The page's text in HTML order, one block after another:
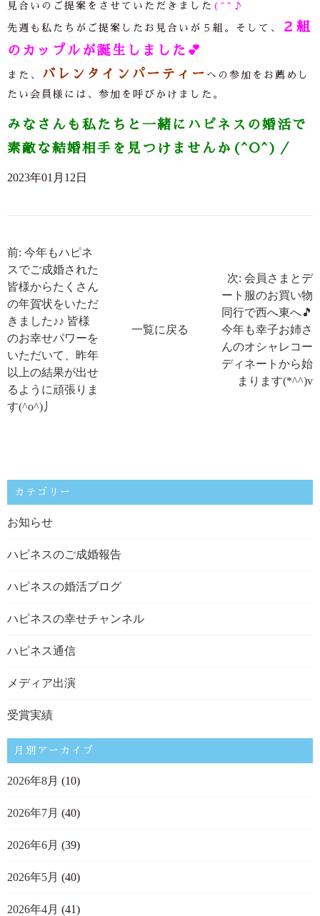
見合いのご提案をさせていただきました (^^♪
先週も私たちがご提案したお見合いが５組。そして、
２組
のカップルが誕生しました 💕
また、 バレンタインパーティー への参加をお薦めし
たい会員様には、参加を呼びかけました。
みなさんも私たちと一緒にハピネスの婚活で
素敵な結婚相手を見つけませんか(^O^)／
2023年01月12日
前: 今年もハピネ
スでご成婚された
皆様からたくさん
の年賀状をいただ
きました♪♪ 皆様
のお幸せパワーを
いただいて、昨年
以上の結果が出せ
るように頑張りま
す(^o^)丿
一覧に戻る
次: 会員さまとデ
ート服のお買い物
同行で西へ東へ🎵
今年も幸子お姉さ
んのオシャレコー
ディネートから始
まります(*^^)v
カテゴリー
お知らせ
ハピネスのご成婚報告
ハピネスの婚活ブログ
ハピネスの幸せチャンネル
ハピネス通信
メディア出演
受賞実績
月別アーカイブ
2026年8月 (10)
2026年7月 (40)
2026年6月 (39)
2026年5月 (40)
2026年4月 (41)